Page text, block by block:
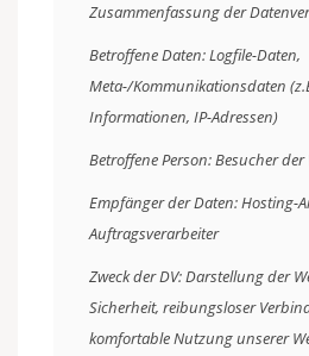
Zusammenfassung der
Betroffene Daten: Logfile-Daten,
Meta-/Kommunikationsdaten
Informationen, IP-Adressen)
Betroffene Person: Besucher der
Empfänger der Daten: Hosting-
Auftragsverarbeiter
Zweck der DV: Darstellung der
Sicherheit, reibungsloser
komfortable Nutzung unserer